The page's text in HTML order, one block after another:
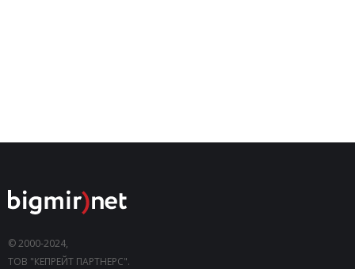
© 2000-2024,
ТОВ "КЕПРЕЙТ ПАРТНЕРС".